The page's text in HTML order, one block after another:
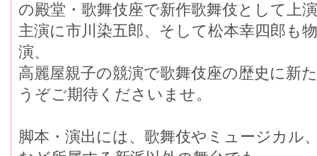
の殿堂・歌舞伎座で新作歌舞伎として上
主演に市川染五郎、そして松本幸四郎も
演、
高麗屋親子の競演で歌舞伎座の歴史に新
うぞご期待くださいませ。
脚本・演出には、歌舞伎やミュージカル